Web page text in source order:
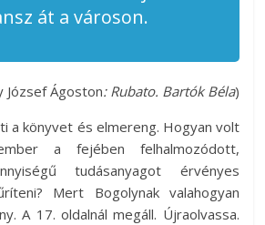
át a városon.
József Ágoston: Rubato. Bartók Béla)
a könyvet és elmereng. Hogyan volt
a fejében felhalmozódott,
tudásanyagot érvényes
Mert Bogolynak valahogyan
A 17. oldalnál megáll. Újraolvassa.